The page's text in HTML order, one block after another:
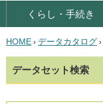
くらし・手続き
HOME› データカタログ›
データセット検索